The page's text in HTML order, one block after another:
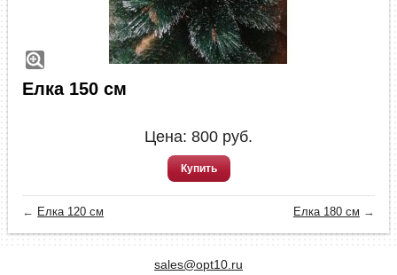
Елка 150 см
Цена: 800 руб.
Купить
← Елка 120 см Елка 180 см →
sales@opt10.ru